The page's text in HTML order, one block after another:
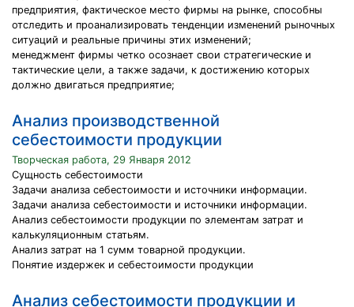
предприятия, фактическое место фирмы на рынке, способны
отследить и проанализировать тенденции изменений рыночных
ситуаций и реальные причины этих изменений;
менеджмент фирмы четко осознает свои стратегические и
тактические цели, а также задачи, к достижению которых
должно двигаться предприятие;
Анализ производственной
себестоимости продукции
Творческая работа, 29 Января 2012
Сущность себестоимости
Задачи анализа себестоимости и источники информации.
Задачи анализа себестоимости и источники информации.
Анализ себестоимости продукции по элементам затрат и
калькуляционным статьям.
Анализ затрат на 1 сумм товарной продукции.
Понятие издержек и себестоимости продукции
Анализ себестоимости продукции и